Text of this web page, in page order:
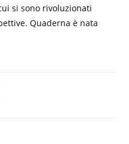
si sono rivoluzionati
Quaderna è nata